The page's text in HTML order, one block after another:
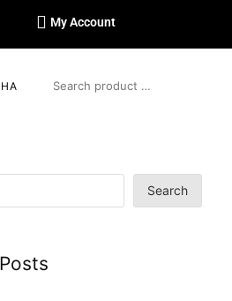
My Account
Search